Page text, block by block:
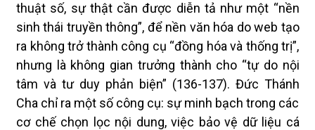
thuật số, sự thật cần được diễn tả như một “nền
sinh thái truyền thông”, để nền văn hóa do web tạo
ra không trở thành công cụ “đồng hóa và thống trị”,
nhưng là không gian trưởng thành cho “tự do nội
tâm và tư duy phản biện” (136-137). Đức Thánh
Cha chỉ ra một số công cụ: sự minh bạch trong các
cơ chế chọn lọc nội dung, việc bảo vệ dữ liệu cá